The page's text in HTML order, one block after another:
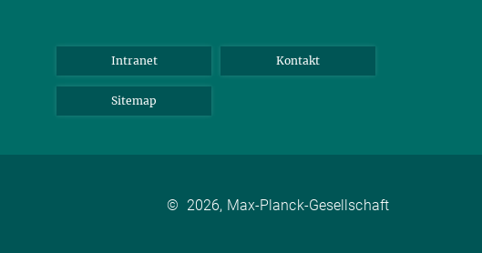
Intranet Kontakt
Sitemap
© 2026, Max-Planck-Gesellschaft